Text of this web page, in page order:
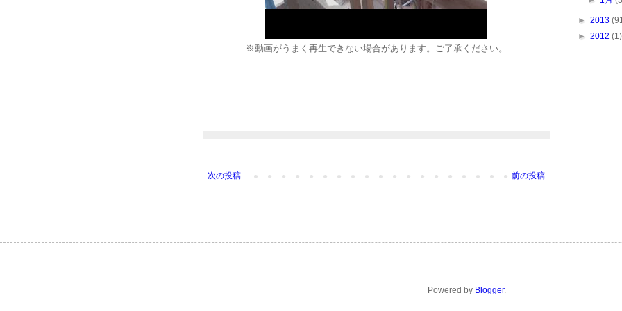
※動画がうまく再生できない場合があります。ご了承ください。
次の投稿 前の投稿
► 2013
► 2012 (1)
Powered by Blogger.